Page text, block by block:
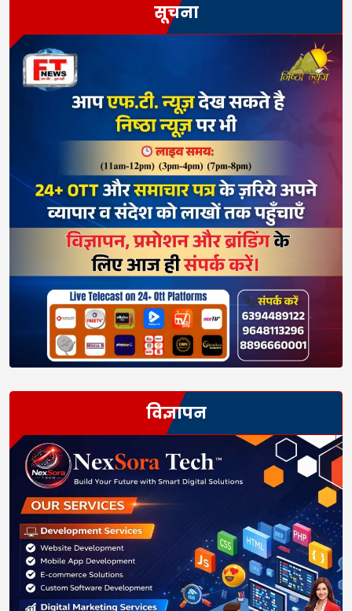
सूचना
विज्ञापन